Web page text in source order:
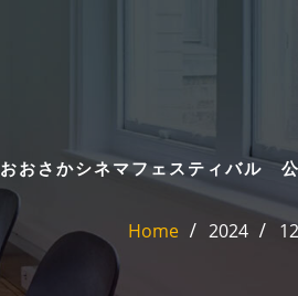
おおさかシネマフェスティバル
Home 2024